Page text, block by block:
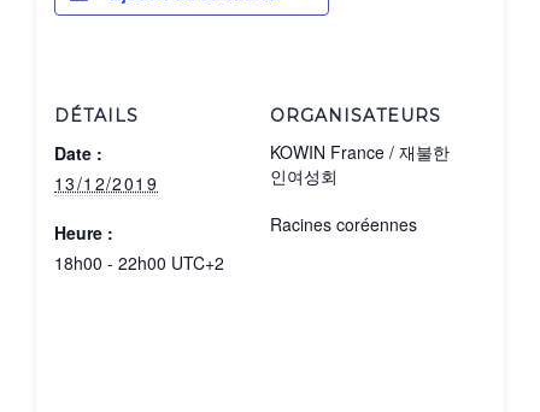
DÉTAILS
Date :
13/12/2019
Heure :
18h00 - 22h00 UTC+2
ORGANISATEURS
KOWIN France / 재불한
인여성회
Racines coréennes